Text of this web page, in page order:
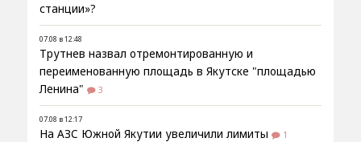
станции»?
07.08 в 12:48
Трутнев назвал отремонтированную и
переименованную площадь в Якутске "площадью
Ленина"
3
07.08 в 12:17
На АЗС Южной Якутии увеличили лимиты 1